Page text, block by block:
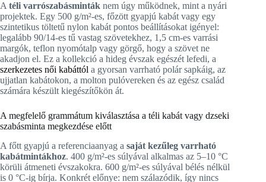
A téli varrószabásminták nem úgy működnek, mint a nyári
projektek. Egy 500 g/m²-es, főzött gyapjú kabát vagy egy
szintetikus töltetű nylon kabát pontos beállításokat igényel:
legalább 90/14-es tű vastag szövetekhez, 1,5 cm-es varrási
margók, teflon nyomótalp vagy görgő, hogy a szövet ne
akadjon el. Ez a kollekció a hideg évszak egészét lefedi, a
szerkezetes női kabáttól a gyorsan varrható polár sapkáig, az
ujjatlan kabátokon, a molton pulóvereken és az egész család
számára készült kiegészítőkön át.
A megfelelő grammátum kiválasztása a téli kabát vagy dzseki
szabásminta megkezdése előtt
A főtt gyapjú a referenciaanyag a saját kezűleg varrható
kabátmintákhoz. 400 g/m²-es súlyával alkalmas az 5–10 °C
körüli átmeneti évszakokra. 600 g/m²-es súlyával bélés nélkül
is 0 °C-ig bírja. Konkrét előnye: nem szálazódik, így nincs